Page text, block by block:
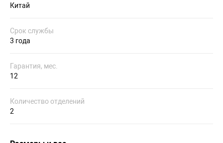
Китай
Срок службы
3 года
Гарантия, мес.
12
Количество отделений
2